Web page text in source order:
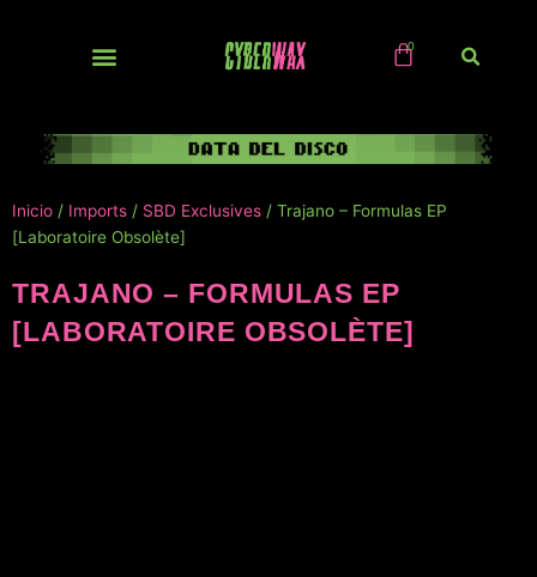
Inicio / Imports / SBD Exclusives / Trajano – Formulas EP
[Laboratoire Obsolète]
TRAJANO – FORMULAS EP
[LABORATOIRE OBSOLÈTE]